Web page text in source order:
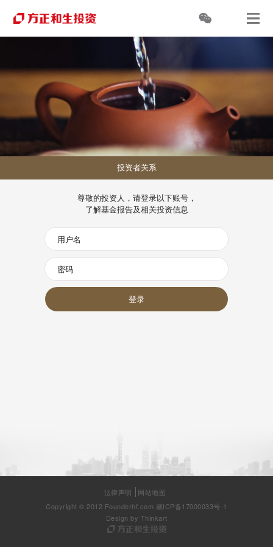
投资者关系
尊敬的投资人，请登录以下账号，
了解基金报告及相关投资信息
登录
法律声明
网站地图
Copyright © 2012 Founderhf.com 藏ICP备17000033号-1
Design by Thinkart